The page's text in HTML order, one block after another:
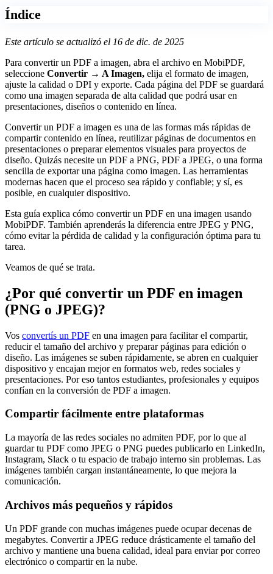
Índice
Este artículo se actualizó el 16 de dic. de 2025
Para convertir un PDF a imagen, abra el archivo en MobiPDF,
seleccione Convertir → A Imagen, elija el formato de imagen,
ajuste la calidad o DPI y exporte. Cada página del PDF se guardará
como una imagen separada de alta calidad que podrá usar en
presentaciones, diseños o contenido en línea.
Convertir un PDF a imagen es una de las formas más rápidas de
compartir contenido en línea, reutilizar páginas de documentos en
presentaciones o preparar elementos visuales para proyectos de
diseño. Quizás necesite un PDF a PNG, PDF a JPEG, o una forma
sencilla de exportar una página como imagen. Las herramientas
modernas hacen que el proceso sea rápido y confiable; y sí, es
posible, en cualquier dispositivo.
Esta guía explica cómo convertir un PDF en una imagen usando
MobiPDF. También aprenderás la diferencia entre JPEG y PNG,
cómo evitar la pérdida de calidad y la configuración óptima para tu
tarea.
Veamos de qué se trata.
¿Por qué convertir un PDF en imagen
(PNG o JPEG)?
Vos convertís un PDF en una imagen para facilitar el compartir,
reducir el tamaño del archivo y preparar páginas para edición o
diseño. Las imágenes se suben rápidamente, se abren en cualquier
dispositivo y encajan mejor en formatos web, redes sociales y
presentaciones. Por eso tantos estudiantes, profesionales y equipos
confían en la conversión de PDF a imagen.
Compartir fácilmente entre plataformas
La mayoría de las redes sociales no admiten PDF, por lo que al
guardar tu PDF como JPEG o PNG puedes publicarlo en LinkedIn,
Instagram, Slack o tu espacio de trabajo interno sin problemas. Las
imágenes también cargan instantáneamente, lo que mejora la
comunicación.
Archivos más pequeños y rápidos
Un PDF grande con muchas imágenes puede ocupar decenas de
megabytes. Convertir a JPEG reduce drásticamente el tamaño del
archivo y mantiene una buena calidad, ideal para enviar por correo
electrónico o compartir en la nube.